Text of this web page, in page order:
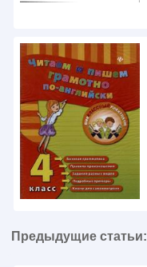
Предыдущие статьи: